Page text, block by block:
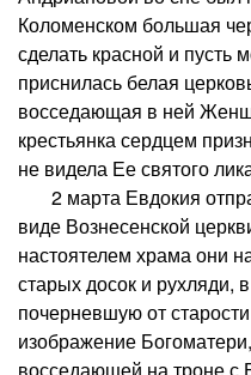
Коломенском большая
сделать красной и пусть
приснилась белая
восседающая в ней
крестьянка сердцем
не видела Ее святого
2 марта Евдокия
виде Вознесенской
настоятелем храма они
старых досок и рухляди,
почерневшую от
изображение
восседающей на троне